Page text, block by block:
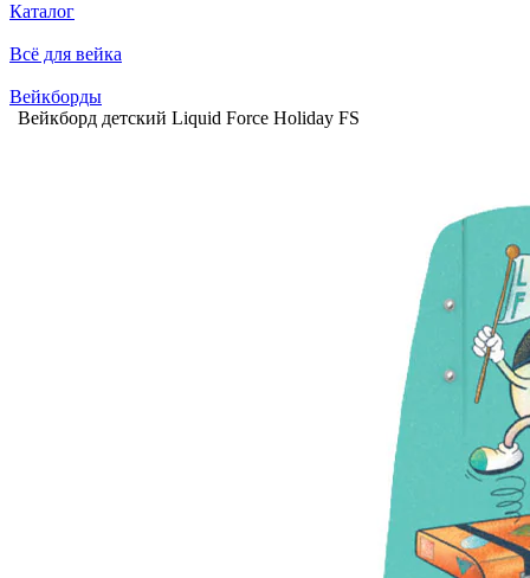
Каталог
Всё для вейка
Вейкборды
Вейкборд детский Liquid Force Holiday FS